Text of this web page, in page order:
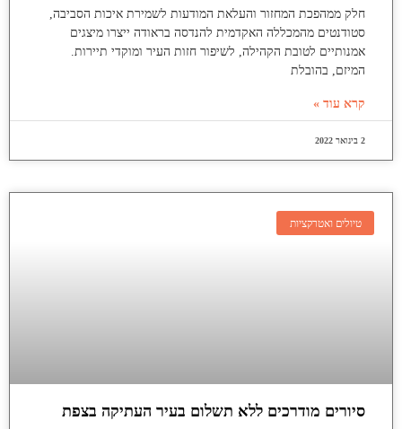
חלק ממהפכת המחזור והעלאת המודעות לשמירת איכות הסביבה,
סטודנטים מהמכללה האקדמית להנדסה בראודה ייצרו מיצגים
אמנותיים לטובת הקהילה, לשיפור חזות העיר ומוקדי תיירות.
המיזם, בהובלת
קרא עוד »
2 בינואר 2022
טיולים ואטרקציות
סיורים מודרכים ללא תשלום בעיר העתיקה בצפת